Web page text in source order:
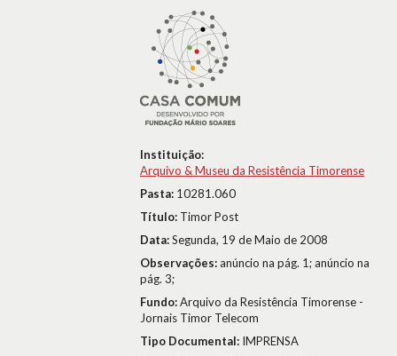
Instituição:
Arquivo & Museu da Resistência Timorense
Pasta: 10281.060
Título: Timor Post
Data:Segunda, 19 de Maio de 2008
Observações:anúncio na pág. 1; anúncio na
pág. 3;
Fundo:Arquivo da Resistência Timorense -
Jornais Timor Telecom
Tipo Documental: IMPRENSA